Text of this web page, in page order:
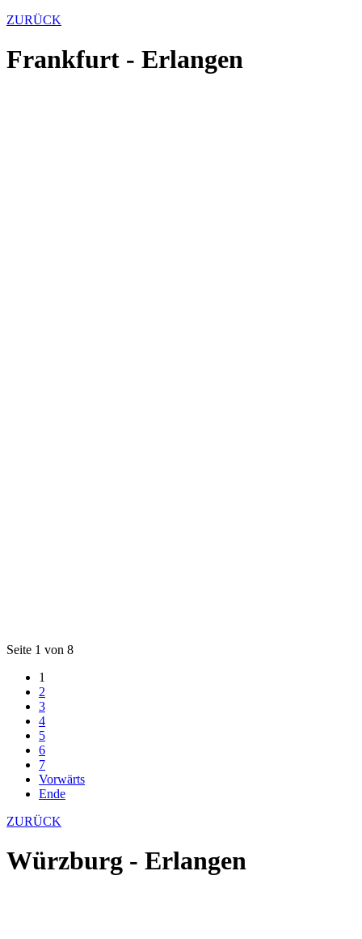
ZURÜCK
Frankfurt - Erlangen
Seite 1 von 8
1
2
3
4
5
6
7
Vorwärts
Ende
ZURÜCK
Würzburg - Erlangen